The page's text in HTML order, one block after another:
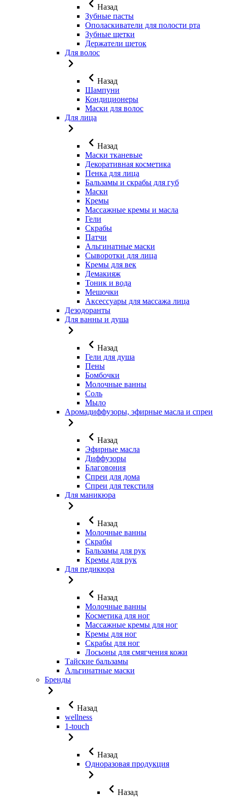
Назад
Зубные пасты
Ополаскиватели для полости рта
Зубные щетки
Держатели щеток
Для волос
Назад
Шампуни
Кондиционеры
Маски для волос
Для лица
Назад
Маски тканевые
Декоративная косметика
Пенка для лица
Бальзамы и скрабы для губ
Маски
Кремы
Массажные кремы и масла
Гели
Скрабы
Патчи
Альгинатные маски
Сыворотки для лица
Кремы для век
Демакияж
Тоник и вода
Мешочки
Аксессуары для массажа лица
Дезодоранты
Для ванны и душа
Назад
Гели для душа
Пены
Бомбочки
Молочные ванны
Соль
Мыло
Аромадиффузоры, эфирные масла и спреи
Назад
Эфирные масла
Диффузоры
Благовония
Спреи для дома
Спреи для текстиля
Для маникюра
Назад
Молочные ванны
Скрабы
Бальзамы для рук
Кремы для рук
Для педикюра
Назад
Молочные ванны
Косметика для ног
Массажные кремы для ног
Кремы для ног
Скрабы для ног
Лосьоны для смягчения кожи
Тайские бальзамы
Альгинатные маски
Бренды
Назад
wellness
1-touch
Назад
Одноразовая продукция
Назад